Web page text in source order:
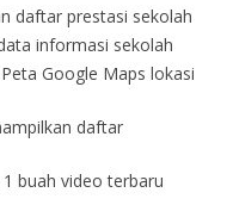
daftar prestasi sekolah
informasi sekolah
Google Maps lokasi
daftar
buah video terbaru